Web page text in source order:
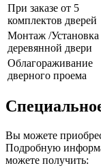
При заказе от 5
комплектов дверей
Монтаж /Установка
деревянной двери
Облагораживание
дверного проема
Вы можете
Подробную
можете получить: